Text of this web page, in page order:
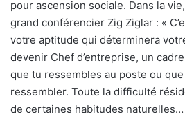
pour ascension sociale. Dans la
grand conférencier Zig Ziglar : «
votre aptitude qui déterminera
devenir Chef d’entreprise, un
que tu ressembles au poste ou
ressembler. Toute la difficulté
de certaines habitudes naturelles…